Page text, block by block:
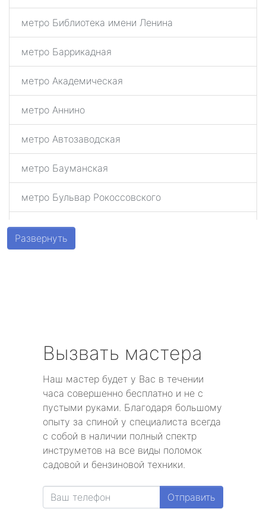
метро Библиотека имени Ленина
метро Баррикадная
метро Академическая
метро Аннино
метро Автозаводская
метро Бауманская
метро Бульвар Рокоссовского
метро Беговая
метро Волоколамская
метро Волгоградский проспект
метро Бабушкинская
метро Бульвар Дмитрия Донского
метро Белорусская
Развернуть
Вызвать мастера
Наш мастер будет у Вас в течении
часа совершенно бесплатно и не с
пустыми руками. Благодаря большому
опыту за спиной у специалиста всегда
с собой в наличии полный спектр
инструметов на все виды поломок
садовой и бензиновой техники.
Отправить